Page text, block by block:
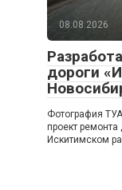
08.08.2026
дороги
Фотография
проект
Искитимском